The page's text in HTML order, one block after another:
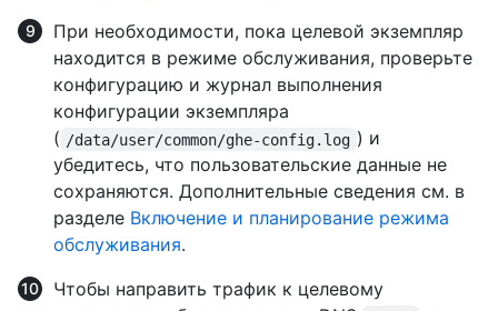
При необходимости, пока целевой экземпляр
находится в режиме обслуживания, проверьте
конфигурацию и журнал выполнения
конфигурации экземпляра
( /data/user/common/ghe-config.log ) и
убедитесь, что пользовательские данные не
сохраняются. Дополнительные сведения см. в
разделе Включение и планирование режима
обслуживания.
Чтобы направить трафик к целевому